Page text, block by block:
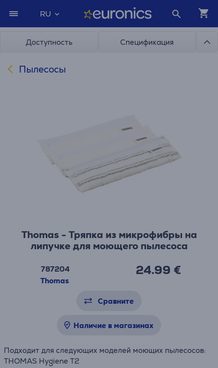
RU
Доступность Спецификация
Пылесосы
Thomas - Тряпка из микрофибры на
липучке для моющего пылесоса
787204
Thomas
24.99 €
Сравните
Наличие в магазинах
Подходит для следующих моделей моющих пылесосов:
THOMAS Hygiene T2